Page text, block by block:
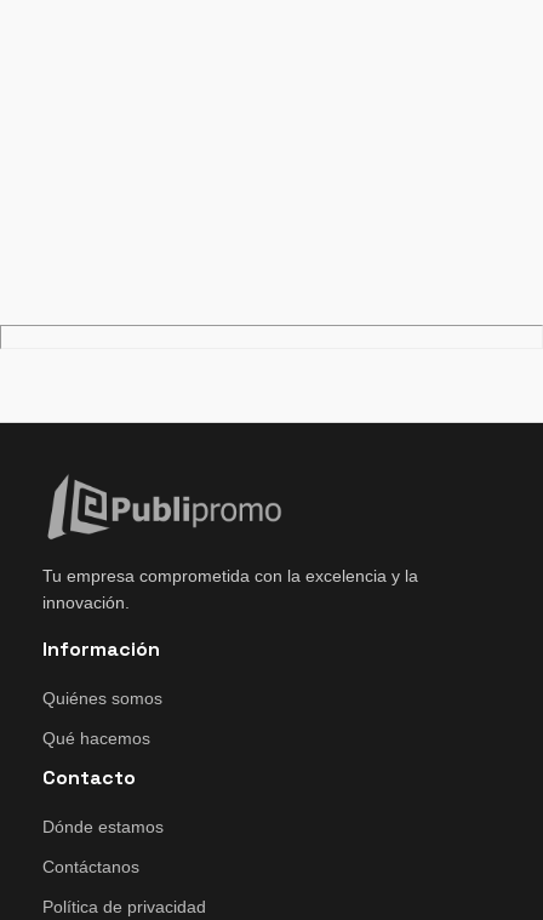
Tu empresa comprometida con la excelencia y la
innovación.
Información
Quiénes somos
Qué hacemos
Contacto
Dónde estamos
Contáctanos
Política de privacidad